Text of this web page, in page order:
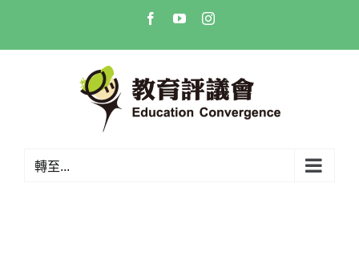
content
FacebookYouTubeInstagram
轉至...